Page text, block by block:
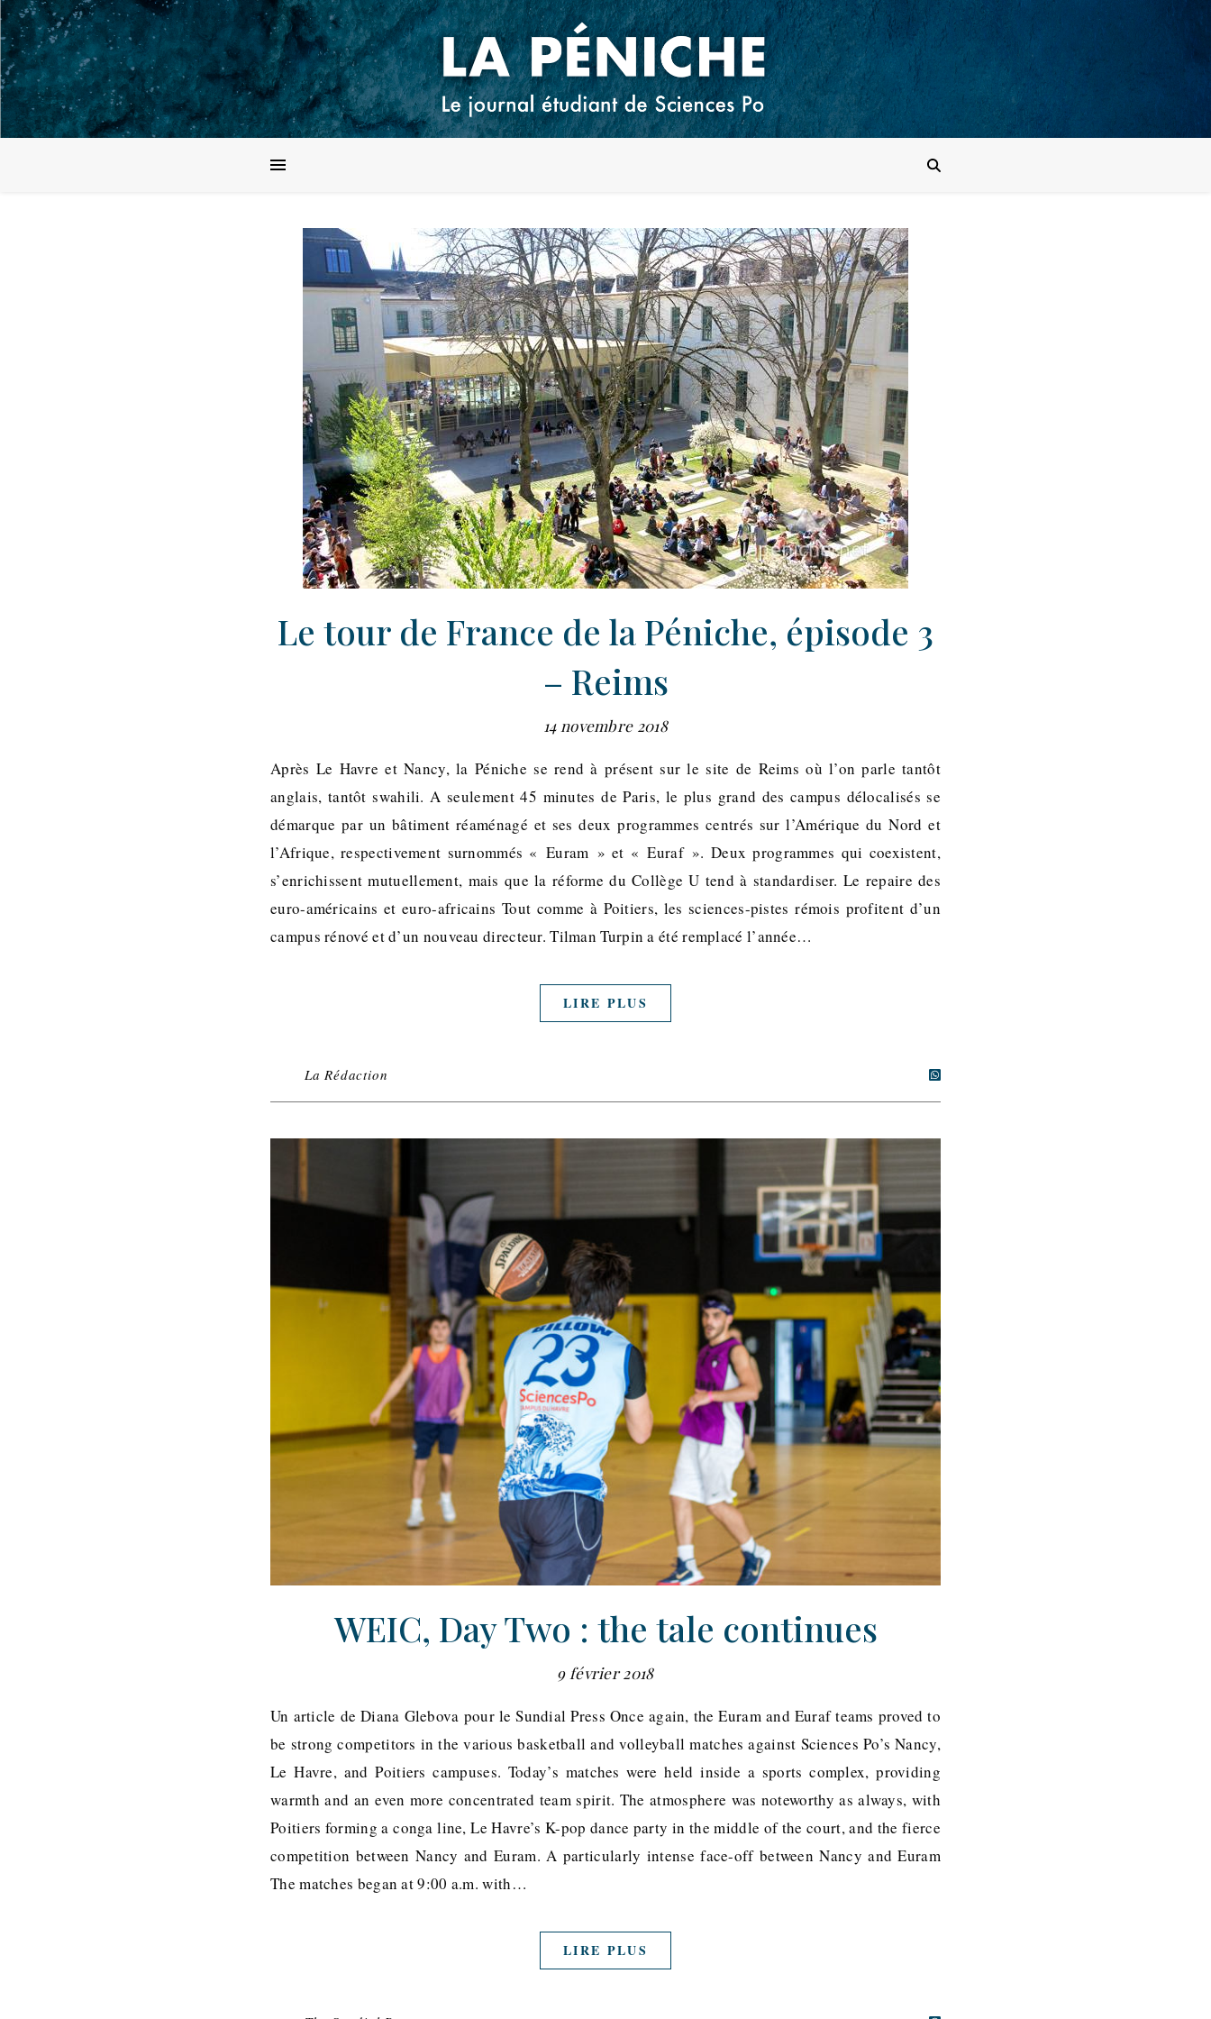
Le tour de France de la Péniche, épisode 3
– Reims
14 novembre 2018
Après Le Havre et Nancy, la Péniche se rend à présent sur le site de Reims où l’on parle tantôt
anglais, tantôt swahili. A seulement 45 minutes de Paris, le plus grand des campus délocalisés se
démarque par un bâtiment réaménagé et ses deux programmes centrés sur l’Amérique du Nord et
l’Afrique, respectivement surnommés « Euram » et « Euraf ». Deux programmes qui coexistent,
s’enrichissent mutuellement, mais que la réforme du Collège U tend à standardiser. Le repaire des
euro-américains et euro-africains Tout comme à Poitiers, les sciences-pistes rémois profitent d’un
campus rénové et d’un nouveau directeur. Tilman Turpin a été remplacé l’année…
LIRE PLUS
La Rédaction
WEIC, Day Two : the tale continues
9 février 2018
Un article de Diana Glebova pour le Sundial Press Once again, the Euram and Euraf teams proved to
be strong competitors in the various basketball and volleyball matches against Sciences Po’s Nancy,
Le Havre, and Poitiers campuses. Today’s matches were held inside a sports complex, providing
warmth and an even more concentrated team spirit. The atmosphere was noteworthy as always, with
Poitiers forming a conga line, Le Havre’s K-pop dance party in the middle of the court, and the fierce
competition between Nancy and Euram. A particularly intense face-off between Nancy and Euram
The matches began at 9:00 a.m. with…
LIRE PLUS